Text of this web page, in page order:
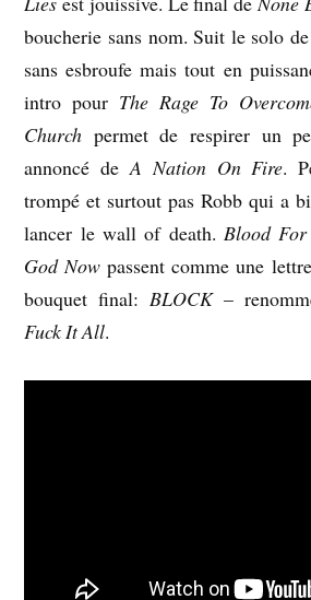
boucherie sans nom. Suit le solo
sans esbroufe mais tout en
intro pour The Rage To
Church permet de respirer un
annoncé deA Nation On Fire.
trompé et surtout pas Robb qui a
lancer le wall of death. Blood
God Now passent comme une
bouquet final:BLOCK–
Fuck It All.